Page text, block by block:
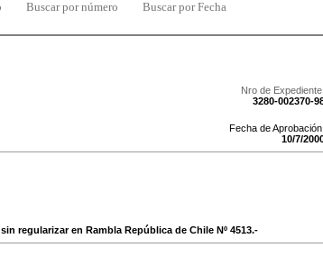
Buscar por número Buscar por Fecha
Nro de Expediente:
3280-002370-
Fecha de Aprobación:
10/7/
regularizar en Rambla República de Chile Nº 4513.-